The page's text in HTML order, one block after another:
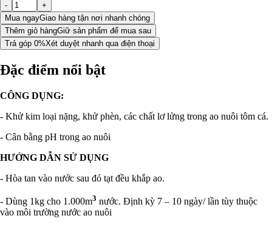
-
+
Mua ngayGiao hàng tận nơi nhanh chóng
Thêm giỏ hàngGiữ sản phẩm để mua sau
Trả góp 0%Xét duyệt nhanh qua điện thoại
Đặc điểm nổi bật
CÔNG DỤNG:
- Khử kim loại nặng, khử phèn, các chất lơ lửng trong ao nuôi tôm cá.
- Cân bằng pH trong ao nuôi
HƯỚNG DẪN SỬ DỤNG
- Hòa tan vào nước sau đó tạt đều khắp ao.
- Dùng 1kg cho 1.000m3 nước. Định kỳ 7 – 10 ngày/ lần tùy thuộc
vào môi trường nước ao nuôi